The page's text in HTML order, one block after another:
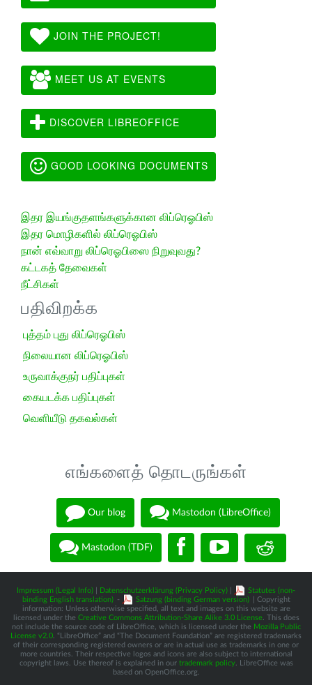
JOIN THE PROJECT!
MEET US AT EVENTS
DISCOVER LIBREOFFICE
GOOD LOOKING DOCUMENTS
இதர இயங்குதளங்களுக்கான லிப்ரெஓபிஸ்
இதர மொழிகளில் லிப்ரெஓபிஸ்
நான் எவ்வாறு லிப்ரெஓபிஸை நிறுவுவது?
கட்டகத் தேவைகள்
நீட்சிகள்
பதிவிறக்க
புத்தம் புது லிப்ரெஓபிஸ்
நிலையான லிப்ரெஓபிஸ்
உருவாக்குநர் பதிப்புகள்
கையடக்க பதிப்புகள்
வெளியீடு தகவல்கள்
எங்களைத் தொடருங்கள்
Our blog Mastodon (LibreOffice)
Mastodon (TDF)
Impressum (Legal Info) Datenschutzerklärung (Privacy Policy)
Statutes (non-
binding English translation) - Satzung (binding German version)
| Copyright
information: Unless otherwise specified, all text and images on this website are
licensed under the Creative Commons Attribution-Share Alike 3.0 License. This does
not include the source code of LibreOffice, which is licensed under the Mozilla Public
License v2.0 . “LibreOffice” and “The Document Foundation” are registered trademarks
of their corresponding registered owners or are in actual use as trademarks in one or
more countries. Their respective logos and icons are also subject to international
copyright laws. Use thereof is explained in our trademark policy. LibreOffice was
based on OpenOffice.org.